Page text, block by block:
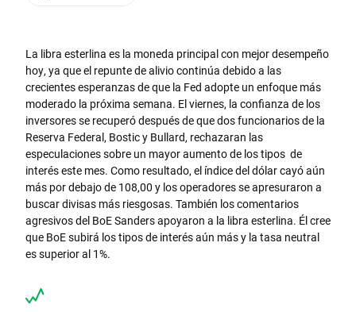
La libra esterlina es la moneda principal con mejor desempeño
hoy, ya que el repunte de alivio continúa debido a las
crecientes esperanzas de que la Fed adopte un enfoque más
moderado la próxima semana. El viernes, la confianza de los
inversores se recuperó después de que dos funcionarios de la
Reserva Federal, Bostic y Bullard, rechazaran las
especulaciones sobre un mayor aumento de los tipos de
interés este mes. Como resultado, el índice del dólar cayó aún
más por debajo de 108,00 y los operadores se apresuraron a
buscar divisas más riesgosas. También los comentarios
agresivos del BoE Sanders apoyaron a la libra esterlina. Él cree
que BoE subirá los tipos de interés aún más y la tasa neutral
es superior al 1%.